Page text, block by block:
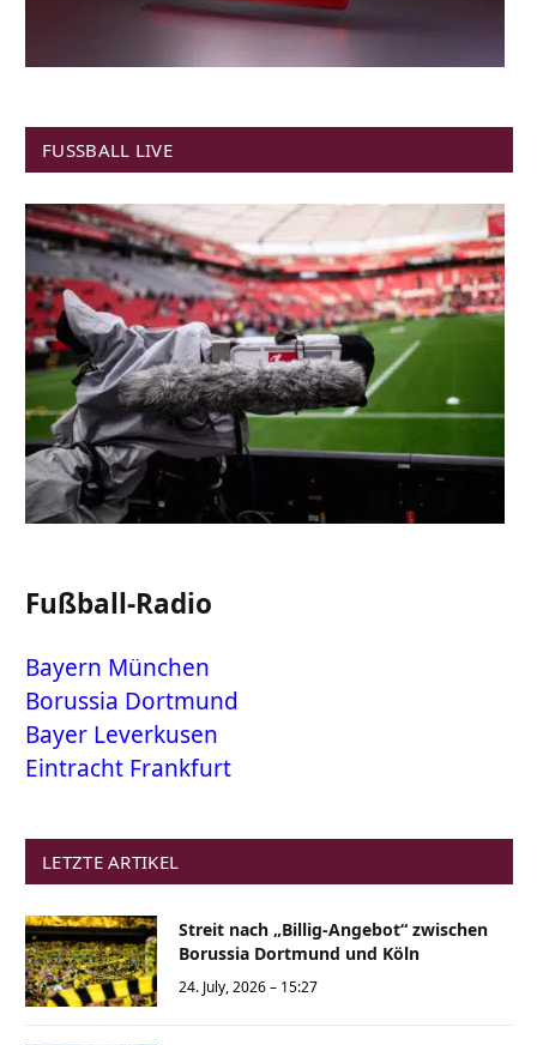
FUSSBALL LIVE
Fußball-Radio
Bayern München
Borussia Dortmund
Bayer Leverkusen
Eintracht Frankfurt
LETZTE ARTIKEL
Streit nach „Billig-Angebot“ zwischen
Borussia Dortmund und Köln
24. July, 2026 – 15:27